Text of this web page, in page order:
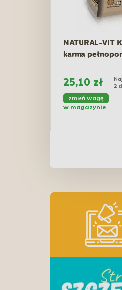
NATURAL-VIT
karma
25,10 zł
2
zmień wagę
w magazynie